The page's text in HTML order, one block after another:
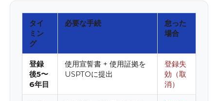
タイ
ミン
グ
必要な手続
怠った
場合
登録
後5〜
6年目
使用宣誓書 + 使用証拠を
USPTOに提出
登録失
効（取
消）